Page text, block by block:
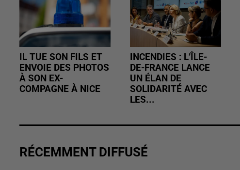
IL TUE SON FILS ET
ENVOIE DES PHOTOS
À SON EX-
COMPAGNE À NICE
INCENDIES : L’ÎLE-
DE-FRANCE LANCE
UN ÉLAN DE
SOLIDARITÉ AVEC
LES...
RÉCEMMENT DIFFUSÉ